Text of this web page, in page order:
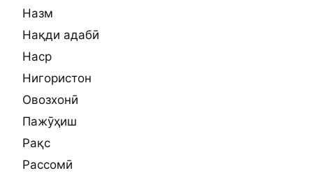
Назм
Нақди адабӣ
Наср
Нигористон
Овозхонӣ
Пажӯҳиш
Рақс
Рассомӣ